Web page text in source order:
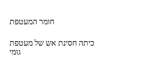
חומר המעטפת
כיתה חסינת אש של מעטפת
גומי